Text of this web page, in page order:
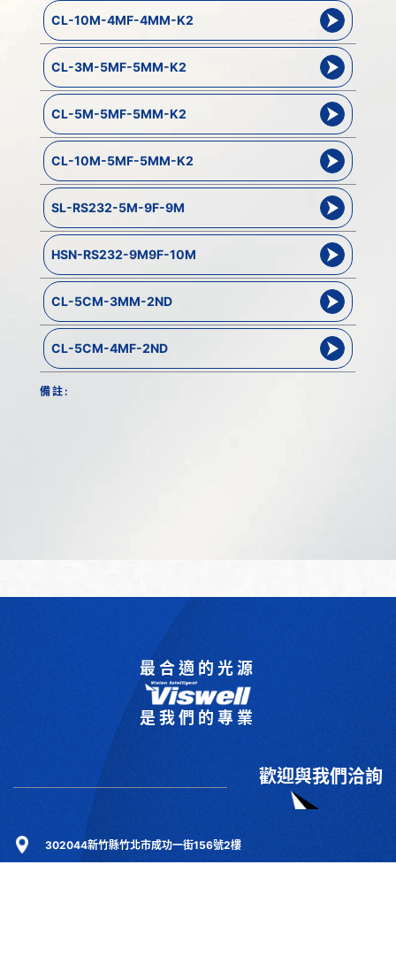
CL-10M-4MF-4MM-K2
CL-3M-5MF-5MM-K2
CL-5M-5MF-5MM-K2
CL-10M-5MF-5MM-K2
SL-RS232-5M-9F-9M
HSN-RS232-9M9F-10M
CL-5CM-3MM-2ND
CL-5CM-4MF-2ND
備註:
最合適的光源
是我們的專業
歡迎與我們洽詢
302044新竹縣竹北市成功一街156號2樓